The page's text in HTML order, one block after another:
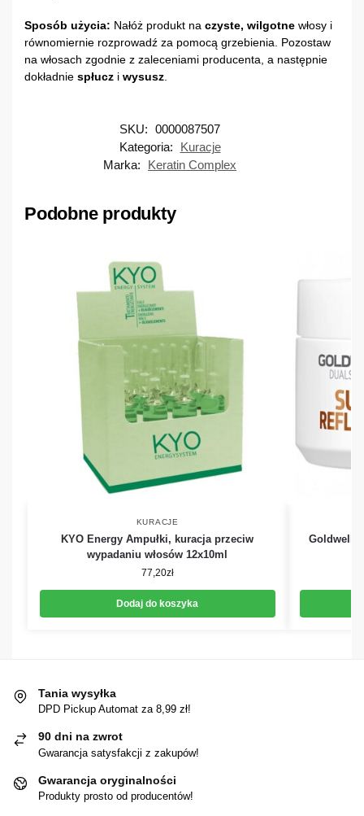
Sposób użycia: Nałóż produkt na czyste, wilgotne włosy i
równomiernie rozprowadź za pomocą grzebienia. Pozostaw
na włosach zgodnie z zaleceniami producenta, a następnie
dokładnie spłucz i wysusz
SKU: 0000087507
Kategoria:
Kuracje
Marka:
Keratin Complex
Podobne produkty
KURACJE
KYO Energy Ampułki, kuracja przeciw
wypadaniu włosów 12x10ml
77,20zł
Dodaj do koszyka
Goldwell
Tania wysyłka
DPD Pickup Automat za 8,99 zł!
90 dni na zwrot
Gwarancja satysfakcji z zakupów!
Gwarancja oryginalności
Produkty prosto od producentów!